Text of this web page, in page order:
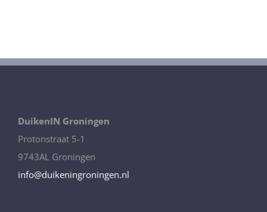
DuikenIN Groningen
Protonstraat 5-1
9743AL Groningen
info@duikeningroningen.nl